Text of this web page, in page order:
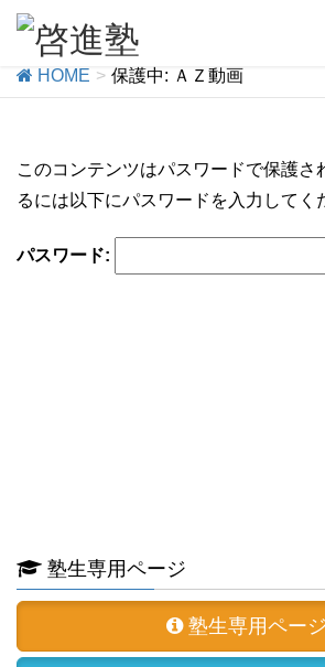
保護中: ＡＺ動画
HOME 保護中: ＡＺ動画
このコンテンツはパスワードで保護さ
るには以下にパスワードを入力してく
パスワード:
塾生専用ページ
塾生専用ページ